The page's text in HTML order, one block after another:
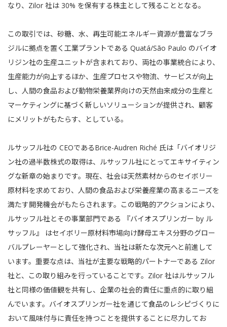
なり、Zilor 社は 30% を保有する株主として残ることとなる。
この取引では、砂糖、水、再生可能エネルギー資源が豊富なブラ
ジルに拠点を置く工業プラントである Quatá/São Paulo のバイオ
リジン社の生産ユニットが含まれており、両社の事業統合により、
生産能力が向上するほか、生産プロセスや物流、サービスが向上
し、人間の食品および動物栄養業界向けの天然由来成分の生産と
マーケティングに基づく新しいソリューションが提供され、顧客
にメリットがもたらす、としている。
ルサッフル社の CEOであるBrice-Audren Riché 氏は「バイオリジ
ン社の過半数株式の取得は、ルサッフル社にとってエキサイティン
グな新章の始まりです。現在、社会は天然素材からのセイボリー
原材料を求めており、人間の食品および栄養産業の高まるニーズを
満たす開発機会がもたらされます。この戦略的アクションにより、
ルサッフル社とその事業部門である 『バイオスプリンガー by ル
サッフル』 はセイボリー原材料市場向け酵母エキス分野のグロー
バルプレーヤーとして強化され、当社は新たな次元へと前進して
います。重要な点は、当社が主要な戦略的パートナーである Zilor
社と、この取り組みを行っていることです。Zilor 社はルサッフル
社と同様の価値観を共有し、企業の社会的責任に重点的に取り組
んでいます。バイオスプリンガー社を通じて食品のレシピづくりに
おいて風味付与に責任を持つことを提供することに尽力してお